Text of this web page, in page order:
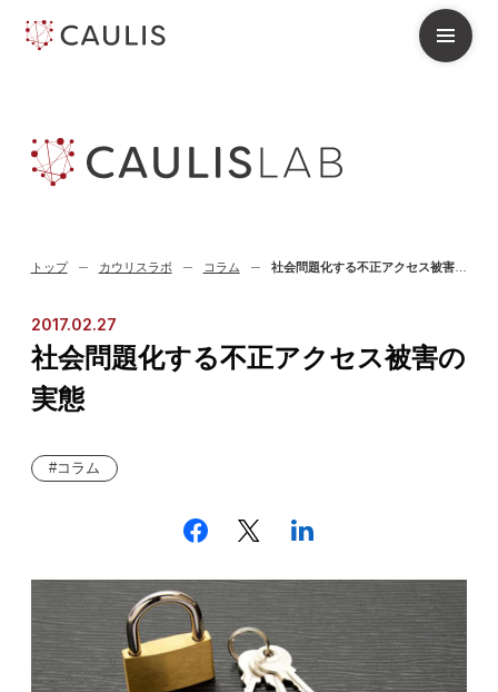
トップ カウリスラボ コラム 社会問題化する不正アクセス被害の実態
2017.02.27
社会問題化する不正アクセス被害の
実態
コラム